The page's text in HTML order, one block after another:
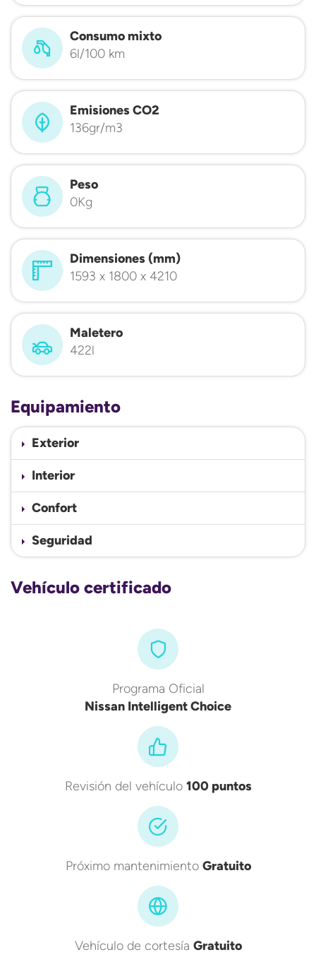
Consumo mixto
6l/100 km
Emisiones CO2
136gr/m3
Peso
0Kg
Dimensiones (mm)
1593 x 1800 x 4210
Maletero
422l
Equipamiento
Exterior
Interior
Confort
Seguridad
Vehículo certificado
Programa Oficial
Nissan Intelligent Choice
Revisión del vehículo 100 puntos
Próximo mantenimiento Gratuito
Vehículo de cortesía Gratuito